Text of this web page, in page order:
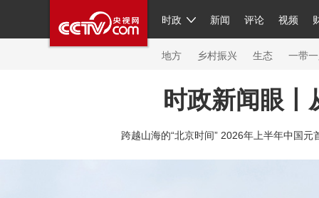
时政 新闻 评论 视频
人民领袖习近平 联播+ 中国
直播 片库 栏目大全 节目单
繁体 海外频道 iPanda
地方 乡村振兴 生态 一带
网络春晚 共产党员网 秧纪录 纪
新闻 国内 国际 评论 经济 军事 科技
时政新闻眼丨
跨越山海的“北京时间” 2026年上半年中国元